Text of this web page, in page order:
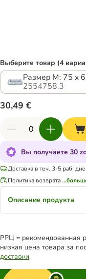
Выберите товар (4
Размер M: 75 x
2554758.3
30,49 €
Вы получаете 30
Доставка в теч. 3-5 раб.
Политика возврата
Описание продукта
РРЦ = рекомендованная
низкая цена товара за
доставки